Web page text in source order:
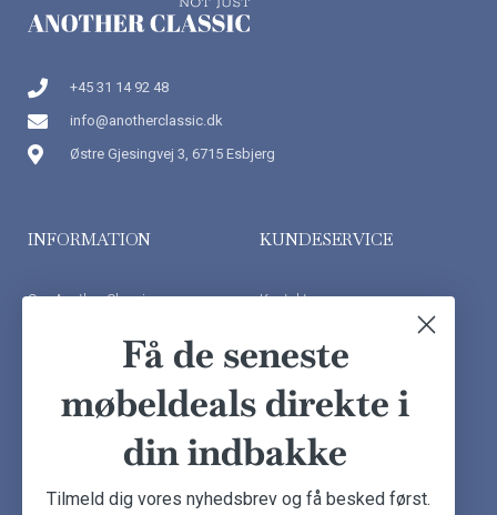
+45 31 14 92 48
info@anotherclassic.dk
Østre Gjesingvej 3, 6715 Esbjerg
INFORMATION
Om Another Classic
Handelsbetingelser
KUNDESERVICE
Kontakt os
Kundeudtalelser
Besøg showroom
Få de seneste
møbeldeals direkte i
din indbakke
Tilmeld dig vores nyhedsbrev og få besked først.